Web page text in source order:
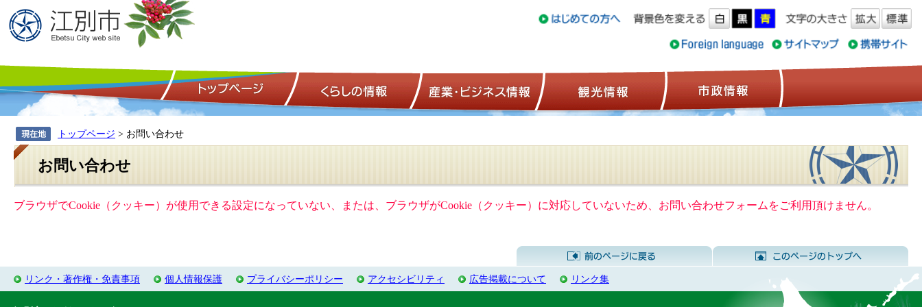
トップページ くらしの情報 産業・ビジネス情報 観光情報
トップページ > お問い合わせ
お問い合わせ
ブラウザでCookie（クッキー）が使用できる設定になっていない、または、ブラウザがCookie（クッキー）に対応していないため、お問い合わせフォームをご利用頂けません。
前のページに戻る
リンク・著作権・免責事項 個人情報保護 プライバシーポリシー アクセシビリティ 広告掲載について リンク集